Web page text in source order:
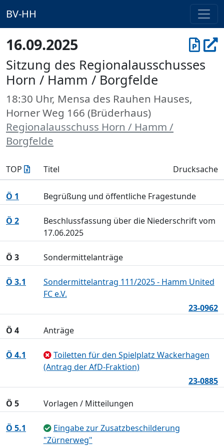
BV-HH
16.09.2025
Sitzung des Regionalausschusses
Horn / Hamm / Borgfelde
18:30 Uhr, Mensa des Rauhen Hauses,
Horner Weg 166 (Brüderhaus)
Regionalausschuss Horn / Hamm /
Borgfelde
TOP Titel Drucksache
Ö 1 Begrüßung und öffentliche Fragestunde
Ö 2
Beschlussfassung über die Niederschrift vom
17.06.2025
Ö 3 Sondermittelanträge
Ö 3.1
Sondermittelantrag 111/2025 - Hamm United
FC e.V.
23-0962
Ö 4 Anträge
Ö 4.1
Toiletten für den Spielplatz Wackerhagen
(Antrag der AfD-Fraktion)
23-0885
Ö 5 Vorlagen / Mitteilungen
Ö 5.1
Eingabe zur Zusatzbeschilderung
"Zürnerweg"